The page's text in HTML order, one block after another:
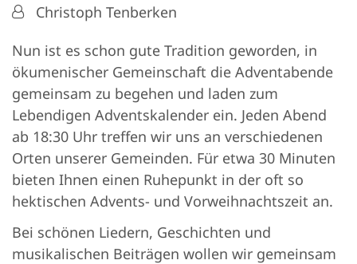
Von:Christoph Tenberken
Nun ist es schon gute Tradition geworden, in
ökumenischer Gemeinschaft die Adventabende
gemeinsam zu begehen und laden zum
Lebendigen Adventskalender ein. Jeden Abend
ab 18:30 Uhr treffen wir uns an verschiedenen
Orten unserer Gemeinden. Für etwa 30 Minuten
bieten Ihnen einen Ruhepunkt in der oft so
hektischen Advents- und Vorweihnachtszeit an.
Bei schönen Liedern, Geschichten und
musikalischen Beiträgen wollen wir gemeinsam